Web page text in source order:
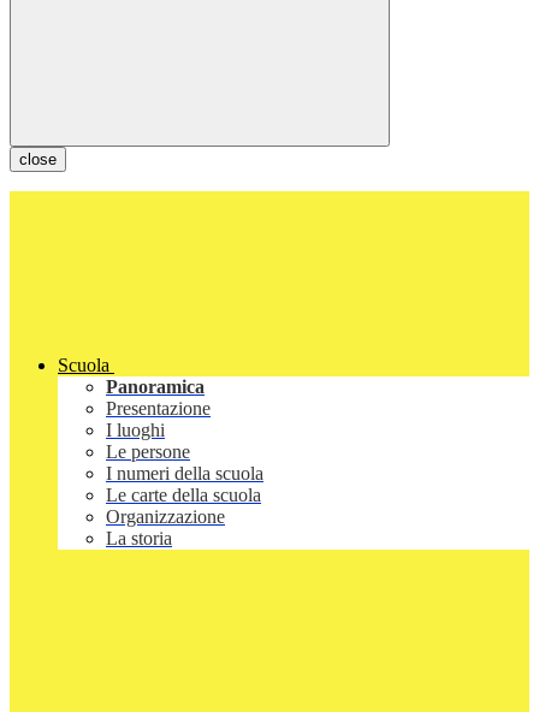
close
Scuola
Panoramica
Presentazione
I luoghi
Le persone
I numeri della scuola
Le carte della scuola
Organizzazione
La storia